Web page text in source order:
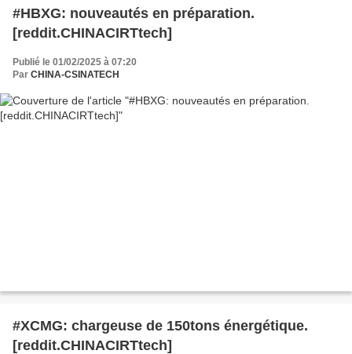
#HBXG: nouveautés en préparation.
[reddit.CHINACIRTtech]
Publié le 01/02/2025 à 07:20
Par CHINA-CSINATECH
#XCMG: chargeuse de 150tons énergétique.
[reddit.CHINACIRTtech]